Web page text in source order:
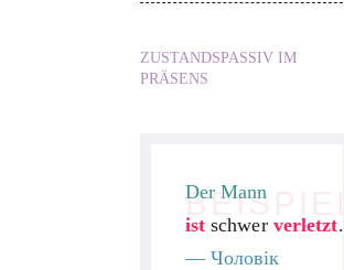
ZUSTANDSPASSIV IM
PRÄSENS
BEISPIEL
Der Mann
istschwer verletzt.
—Чоловік